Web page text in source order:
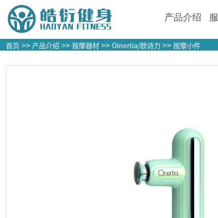
产品介绍
首页 >> 产品介绍 >> 按摩器材 >> Oinertia/欧诗力 >> 按摩小件